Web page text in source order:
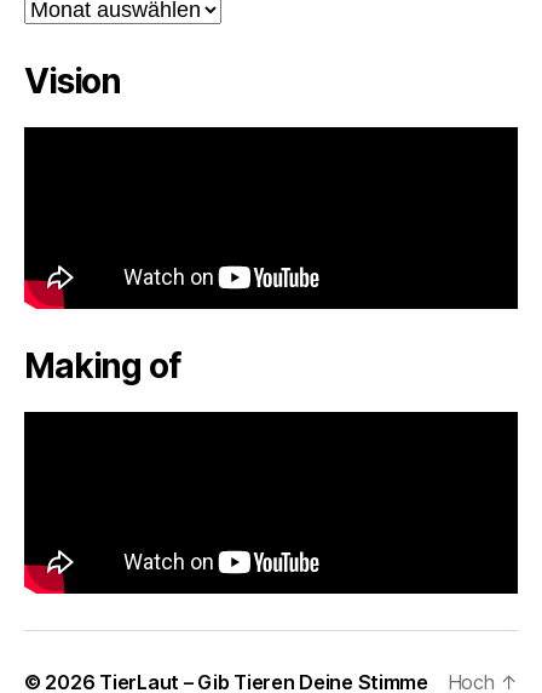
Archiv
Vision
Making of
© 2026 TierLaut – Gib Tieren Deine Stimme Hoch ↑